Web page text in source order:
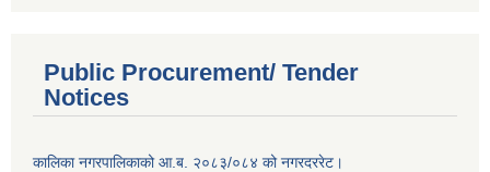
Public Procurement/ Tender
Notices
कालिका नगरपालिकाको आ.ब. २०८३/०८४ को नगरदररेट।